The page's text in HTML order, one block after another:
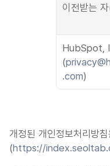
이전받는
HubSpot,
(
.com)
개정된 개인정보처리방
(https://